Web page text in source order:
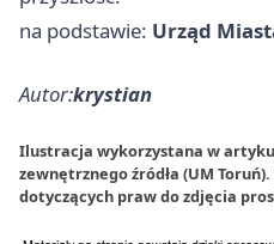
na podstawie: Urząd
Autor:krystian
Ilustracja wykorzystana w
zewnętrznego źródła (UM
dotyczących praw do zdjęcia